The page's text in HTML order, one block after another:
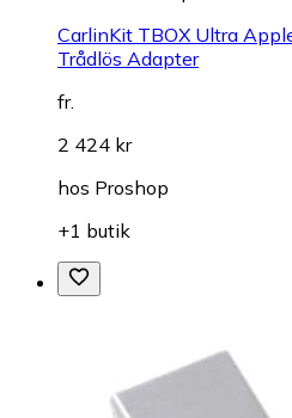
CarlinKit TBOX Ultra
Trådlös Adapter
fr.
2 424 kr
hos Proshop
+1 butik